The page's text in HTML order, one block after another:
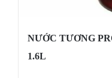
NƯỚC TƯƠNG
1.6L